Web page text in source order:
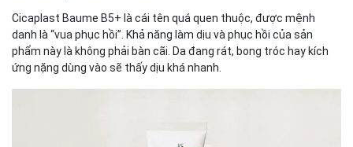
Cicaplast Baume B5+ là cái tên quá quen thuộc, được mệnh
danh là “vua phục hồi”. Khả năng làm dịu và phục hồi của sản
phẩm này là không phải bàn cãi. Da đang rát, bong tróc hay kích
ứng nặng dùng vào sẽ thấy dịu khá nhanh.